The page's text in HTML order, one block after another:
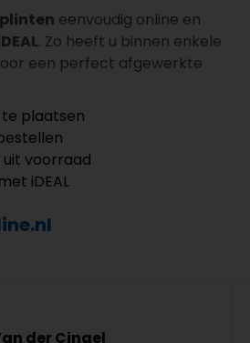
eenvoudig online en
. Zo heeft u binnen enkele
een perfect afgewerkte
te plaatsen
uit voorraad
iDEAL
der Cingel